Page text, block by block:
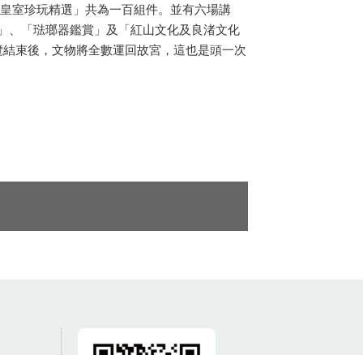
珍玩精選」共為一百組件。並有六場講
、「琺瑯器鑑賞」及「紅山文化及良渚文化
束後，文物將全數運回故宮，這也是頭一次